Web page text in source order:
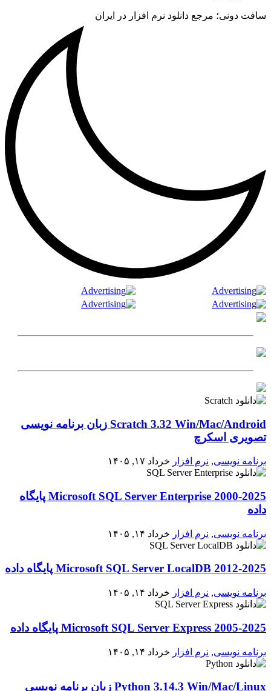
سافت دونی؛ مرجع دانلود نرم افزار در ایران
Scratch 3.32 Win/Mac/Android زبان برنامه نویسی
تصویری اسکرچ
برنامه نویسی, نرم افزار خرداد ۱۷, ۱۴۰۵
2000-2025 Microsoft SQL Server Enterprise پایگاه
داده
برنامه نویسی, نرم افزار خرداد ۱۴, ۱۴۰۵
2012-2025 Microsoft SQL Server LocalDB پایگاه داده
برنامه نویسی, نرم افزار خرداد ۱۴, ۱۴۰۵
2005-2025 Microsoft SQL Server Express پایگاه داده
برنامه نویسی, نرم افزار خرداد ۱۴, ۱۴۰۵
Python 3.14.3 Win/Mac/Linux زبان برنامه نویسی